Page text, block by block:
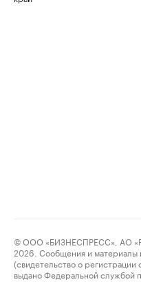
© ООО «БИЗНЕСПРЕСС», АО
2026. Сообщения и материалы
(свидетельство о
выдано Федеральной службой